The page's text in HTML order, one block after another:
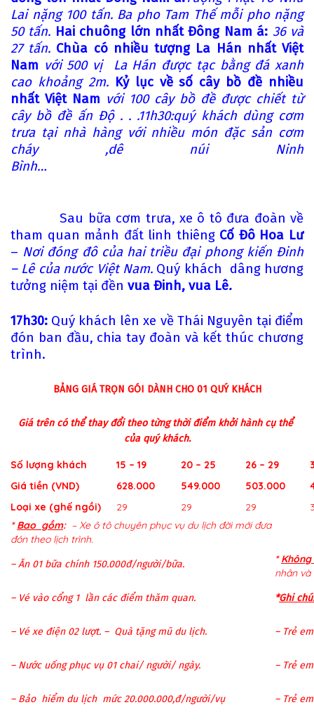
Lai nặng 100 tấn. Ba pho Tam Thế mỗi pho nặng
50 tấn. Hai chuông lớn nhất Đông Nam á: 36 và
27 tấn. Chùa có nhiều tượng La Hán nhất Việt
Nam với 500 vị La Hán được tạc bằng đá xanh
cao khoảng 2m.Kỷ lục về số cây bồ đề nhiều
nhất Việt Nam với 100 cây bồ đề được chiết từ
cây bồ đề ấn Độ . . .11h30:quý khách dùng cơm
trưa tại nhà hàng với nhiều món đặc sản cơm
cháy ,dê núi Ninh
Bình…
Sau bữa cơm trưa, xe ô tô đưa đoàn về
tham quan mảnh đất linh thiêng Cố Đô Hoa Lư
– Nơi đóng đô của hai triều đại phong kiến Đinh
– Lê của nước Việt Nam. Quý khách dâng hương
tưởng niệm tại đền vua Đinh, vua Lê.
17h30: Quý khách lên xe về Thái Nguyên tại điểm
đón ban đầu, chia tay đoàn và kết thúc chương
trình.
BẢNG GIÁ TRỌN GÓI DÀNH CHO 01 QUÝ KHÁCH
Giá trên có thể thay đổi theo từng thời điểm khởi hành cụ thể
của quý khách.
Số lượng khách 15 – 19 20 – 25 26 – 29
Giá tiền (VND)
628.000 549.000 503.000
Loại xe (ghế ngồi)
29 29 29
*Bao gồm: – Xe ô tô chuyên phục vụ du lịch đời mới đư­a
đón theo lịch trình.
– Ăn 01 bữa chính 150.000đ/ngư­ời/bữa.
– Vé vào cổng 1 lần các điểm thăm quan.
– Vé xe điện 02 lượt. – Quà tặng mũ du lịch.
– N­ước uống phục vụ 01 chai/ người/ ngày.
– Bảo hiểm du lịch mức 20.000.000,đ/ng­ười/vụ
*
nhân và
*Ghi chú:
– Trẻ
– Trẻ
– Trẻ